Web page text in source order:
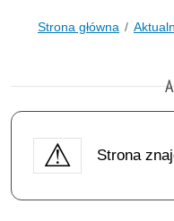
Strona główna
Strona